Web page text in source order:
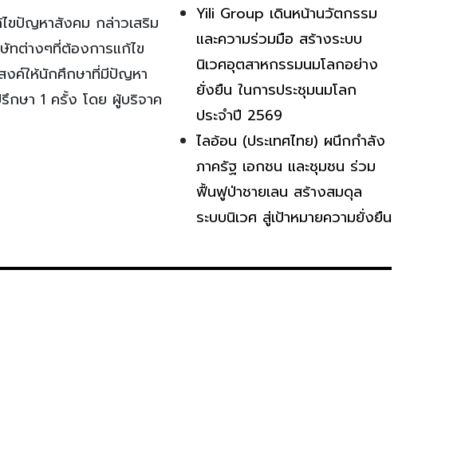
ไขปัญหาสังคม กล่าวเสริม
ทต่างๆที่ต้องการแก้ไข
งค์ให้นักศึกษาที่มีปัญหา
กษา 1 ครั้ง โดย ผู้บริจาค
Yili Group เดินหน้านวัตกรรม
และความร่วมมือ สร้างระบบ
นิเวศอุตสาหกรรมนมโลกอย่าง
ยั่งยืน ในการประชุมนมโลก
ประจำปี 2569
ไลอ้อน (ประเทศไทย) ผนึกกำลัง
ภาครัฐ เอกชน และชุมชน ร่วม
ฟื้นฟูป่าชายเลน สร้างสมดุล
ระบบนิเวศ สู่เป้าหมายความยั่งยืน